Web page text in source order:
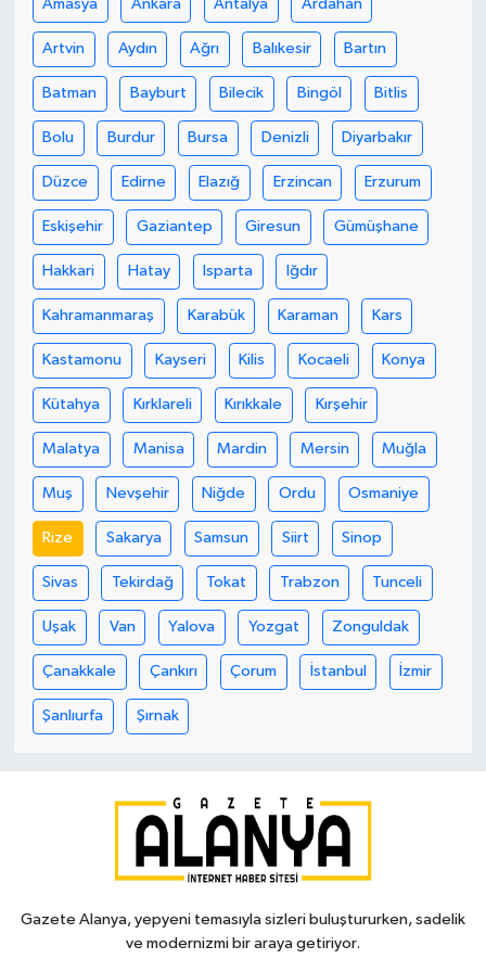
Amasya Ankara Antalya Ardahan
Artvin Aydın Ağrı Balıkesir Bartın
Batman Bayburt Bilecik Bingöl Bitlis
Bolu Burdur Bursa Denizli Diyarbakır
Düzce Edirne Elazığ Erzincan Erzurum
Eskişehir Gaziantep Giresun Gümüşhane
Hakkari Hatay Isparta Iğdır
Kahramanmaraş Karabük Karaman Kars
Kastamonu Kayseri Kilis Kocaeli Konya
Kütahya Kırklareli Kırıkkale Kırşehir
Malatya Manisa Mardin Mersin Muğla
Muş Nevşehir Niğde Ordu Osmaniye
Rize Sakarya Samsun Siirt Sinop
Sivas Tekirdağ Tokat Trabzon Tunceli
Uşak Van Yalova Yozgat Zonguldak
Çanakkale Çankırı Çorum İstanbul İzmir
Şanlıurfa Şırnak
Gazete Alanya, yepyeni temasıyla sizleri buluştururken, sadelik
ve modernizmi bir araya getiriyor.